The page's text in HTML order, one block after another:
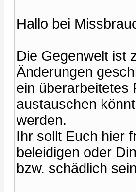
Hallo bei
Die Gegenwelt ist
Änderungen
ein überarbeitetes
austauschen
werden.
Ihr sollt Euch hier
beleidigen oder
bzw. schädlich